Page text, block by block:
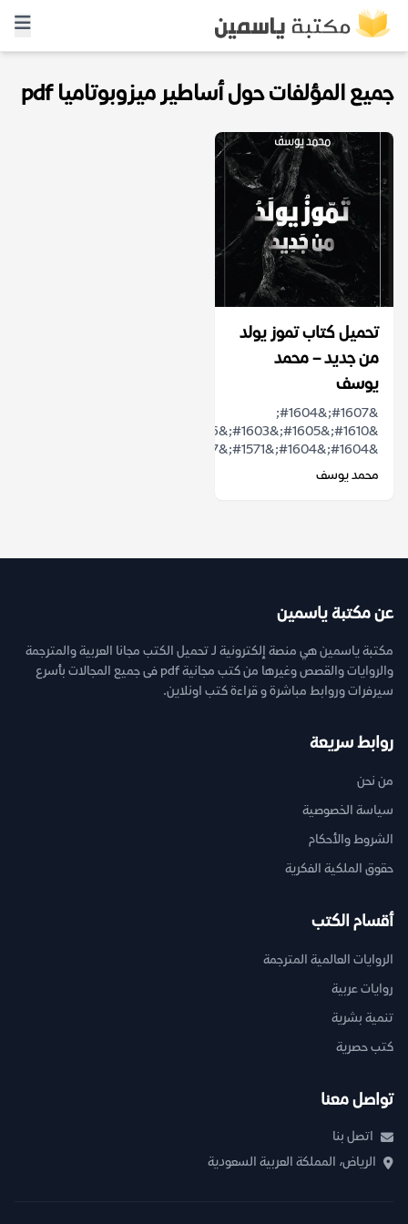
جميع المؤلفات حول أساطير ميزوبوتاميا pdf
تحميل كتاب تموز يولد
من جديد – محمد
يوسف
&#1607;&#1604;
&#1604;&#1604;&#1571;&#1587;&#1591;&...
محمد يوسف
عن مكتبة ياسمين
مكتبة ياسمين هي منصة إلكترونية لـ تحميل الكتب مجانا العربية والمترجمة
والروايات والقصص وغيرها من كتب مجانية pdf فى جميع المجالات بأسرع
سيرفرات وروابط مباشرة و قراءة كتب اونلاين.
روابط سريعة
من نحن
سياسة الخصوصية
الشروط والأحكام
حقوق الملكية الفكرية
أقسام الكتب
الروايات العالمية المترجمة
روايات عربية
تنمية بشرية
كتب حصرية
تواصل معنا
اتصل بنا
الرياض، المملكة العربية السعودية